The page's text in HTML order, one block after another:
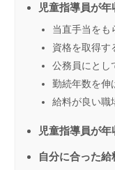
児童指導員が
当直手当をも
資格を取得す
公務員にとし
勤続年数を伸
給料が良い職
児童指導員が
自分に合った